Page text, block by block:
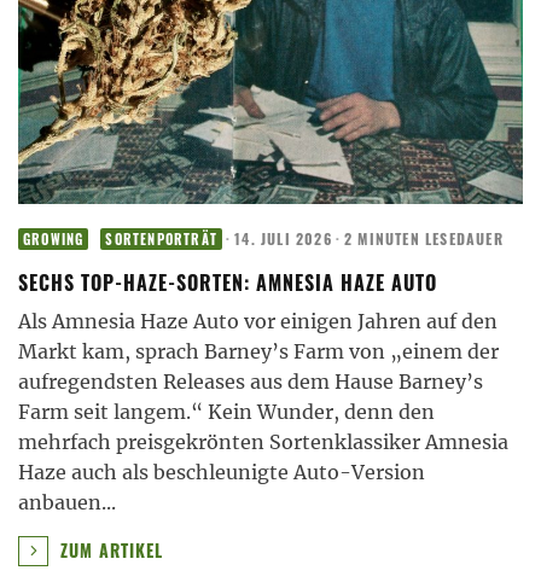
GROWING SORTENPORTRÄT · 14. JULI 2026 · 2 MINUTEN LESEDAUER
SECHS TOP-HAZE-SORTEN: AMNESIA HAZE AUTO
Als Amnesia Haze Auto vor einigen Jahren auf den
Markt kam, sprach Barney’s Farm von „einem der
aufregendsten Releases aus dem Hause Barney’s
Farm seit langem.“ Kein Wunder, denn den
mehrfach preisgekrönten Sortenklassiker Amnesia
Haze auch als beschleunigte Auto-Version
anbauen...
ZUM ARTIKEL